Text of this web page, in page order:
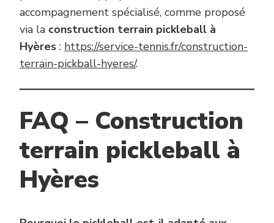
accompagnement spécialisé, comme proposé
via la construction terrain pickleball à
Hyères : https://service-tennis.fr/construction-
terrain-pickball-hyeres/.
FAQ – Construction
terrain pickleball à
Hyères